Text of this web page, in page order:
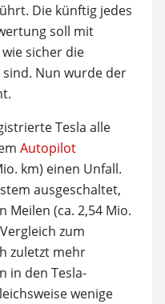
Die künftig jedes
soll mit
sicher die
Nun wurde der
Tesla alle
Autopilot
km) einen Unfall.
ausgeschaltet,
Meilen (ca. 2,54 Mio.
zum
zuletzt mehr
in den Tesla-
wenige